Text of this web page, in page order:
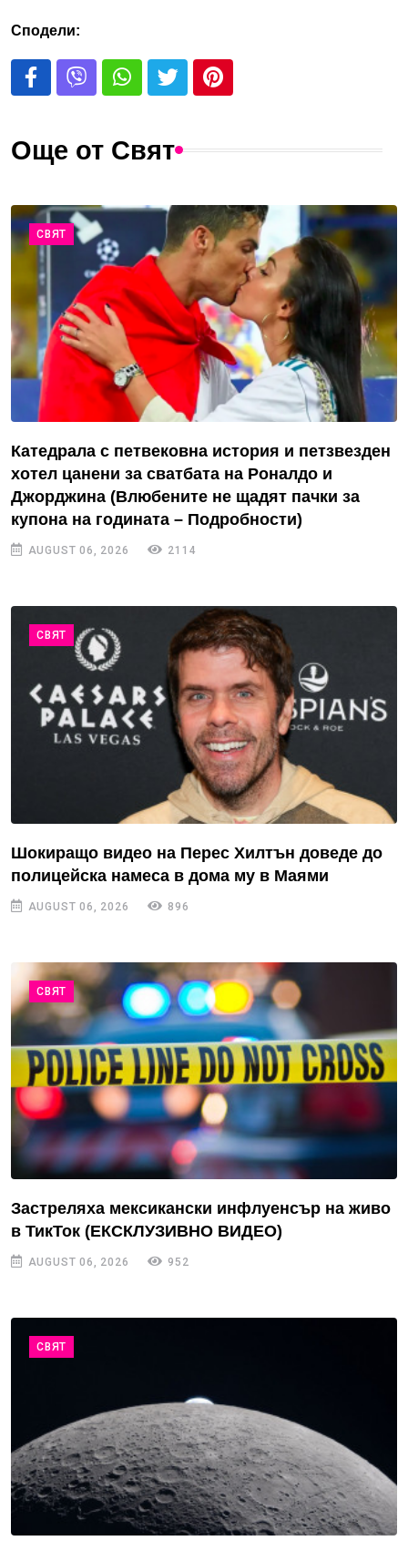
Сподели:
Още от Свят
СВЯТ
Катедрала с петвековна история и петзвезден
хотел цанени за сватбата на Роналдо и
Джорджина (Влюбените не щадят пачки за
купона на годината – Подробности)
AUGUST 06, 2026 2114
СВЯТ
Шокиращо видео на Перес Хилтън доведе до
полицейска намеса в дома му в Маями
AUGUST 06, 2026 896
СВЯТ
Застреляха мексикански инфлуенсър на живо
в ТикТок (ЕКСКЛУЗИВНО ВИДЕО)
AUGUST 06, 2026 952
СВЯТ